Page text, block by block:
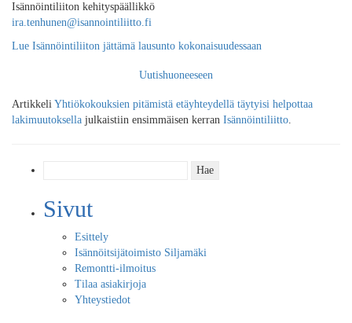
Isännöintiliiton kehityspäällikkö
ira.tenhunen@isannointiliitto.fi
Lue Isännöintiliiton jättämä lausunto kokonaisuudessaan
Uutishuoneeseen
Artikkeli Yhtiökokouksien pitämistä etäyhteydellä täytyisi helpottaa
lakimuutoksella julkaistiin ensimmäisen kerran Isännöintiliitto.
Sivut
Esittely
Isännöitsijätoimisto Siljamäki
Remontti-ilmoitus
Tilaa asiakirjoja
Yhteystiedot